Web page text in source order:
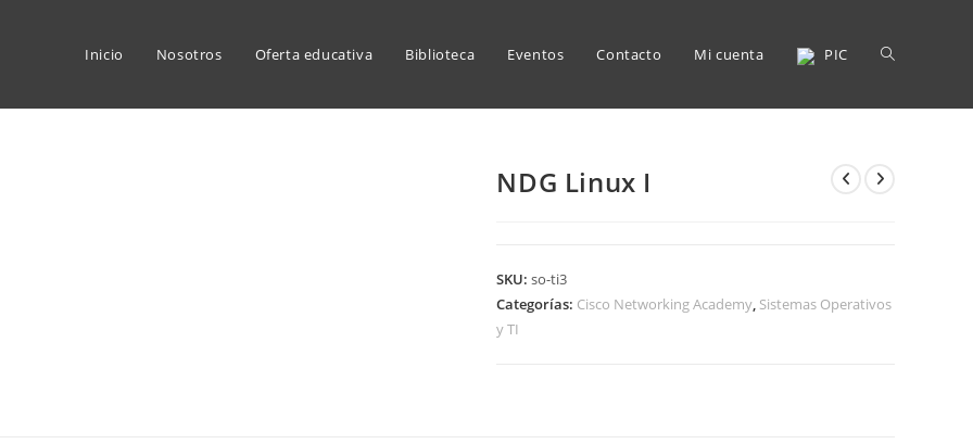
Inicio Nosotros Oferta educativa Biblioteca Eventos Contacto Mi cuenta PIC Alternar
NDG Linux I
SKU:so-ti3
Categorías: Cisco Networking Academy, Sistemas Operativos
y TI